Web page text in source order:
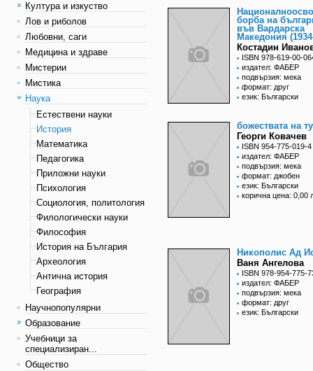
Култура и изкуство
Лов и риболов
Любовни, саги
Медицина и здраве
Мистерии
Мистика
Наука
Естествени науки
История
Математика
Педагогика
Приложни науки
Психология
Социология, политология
Филологически науки
Философия
История на България
Археология
Антична история
География
Научнопопулярни
Образование
Учебници за
специализиран...
Общество
борба на
във Вардарска
Македония
Костадин
ISBN 978-619-00-
издател: ФАБЕР
подвързия: мека
формат: друг
език: Български
божествата на
Георги Ковачев
ISBN 954-775-019-4
издател: ФАБЕР
подвързия: мека
формат: джобен
език: Български
корична цена: 0,00
Никополис Ад
Ваня Ангелова
ISBN 978-954-775-
издател: ФАБЕР
подвързия: мека
формат: друг
език: Български